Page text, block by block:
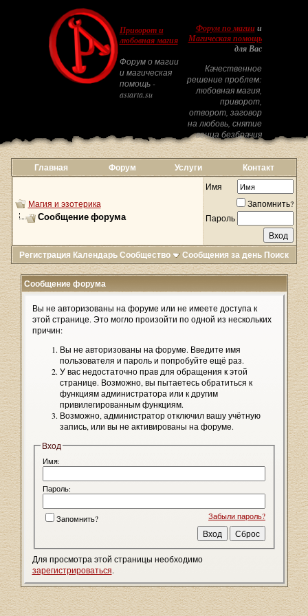
Приворот и
любовная магия
Форум о магии
и магическая
помощь -
astarta.su
Форум по магиии
Магическая помощь
для Вас
Качественное
решение проблем:
любовная магия,
приворот,
отворот, заговор
на любовь, снятие
венца безбрачия
Главная Форум Услуги Контакт
Магия и эзотерика
Сообщение форума
Имя
Запомнить?
Пароль
Регистрация КалендарьСообщество Сообщения за день Поиск
Сообщение форума
Вы не авторизованы на форуме или не имеете доступа к
этой странице. Это могло произойти по одной из нескольких
причин:
Вы не авторизованы на форуме. Введите имя
пользователя и пароль и попробуйте ещё раз.
У вас недостаточно прав для обращения к этой
странице. Возможно, вы пытаетесь обратиться к
функциям администратора или к другим
привилегированным функциям.
Возможно, администратор отключил вашу учётную
запись, или вы не активированы на форуме.
Вход
Имя:
Пароль:
Забыли пароль?
Запомнить?
Для просмотра этой страницы необходимо
зарегистрироваться.